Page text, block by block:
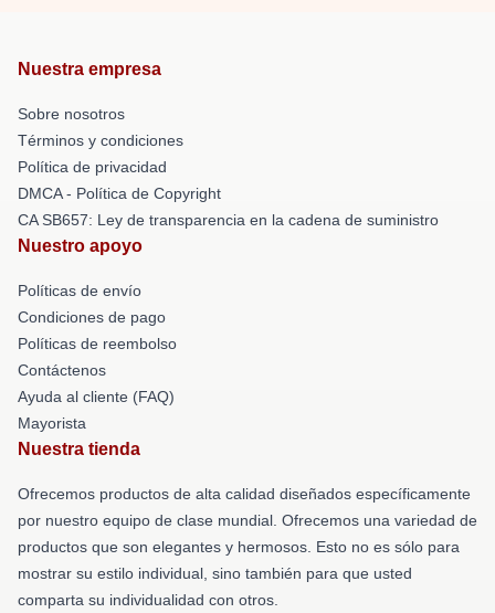
Nuestra empresa
Sobre nosotros
Términos y condiciones
Política de privacidad
DMCA - Política de Copyright
CA SB657: Ley de transparencia en la cadena de suministro
Nuestro apoyo
Políticas de envío
Condiciones de pago
Políticas de reembolso
Contáctenos
Ayuda al cliente (FAQ)
Mayorista
Nuestra tienda
Ofrecemos productos de alta calidad diseñados específicamente
por nuestro equipo de clase mundial. Ofrecemos una variedad de
productos que son elegantes y hermosos. Esto no es sólo para
mostrar su estilo individual, sino también para que usted
comparta su individualidad con otros.